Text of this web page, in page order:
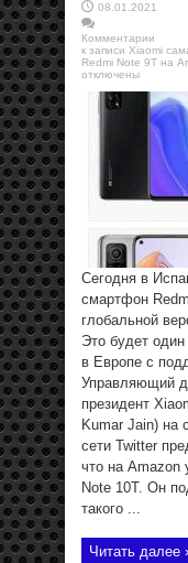
08.01.2021
Комментарии
к записи Xiaomi
Redmi Note 9T на
отключены
Сегодня в
смартфон
глобальной
Это будет
в Европе с
Управляющий
президент
Kumar Jain) на
сети Twitter
что на Amazon
Note 10T. Он
такого ...
Читать далее